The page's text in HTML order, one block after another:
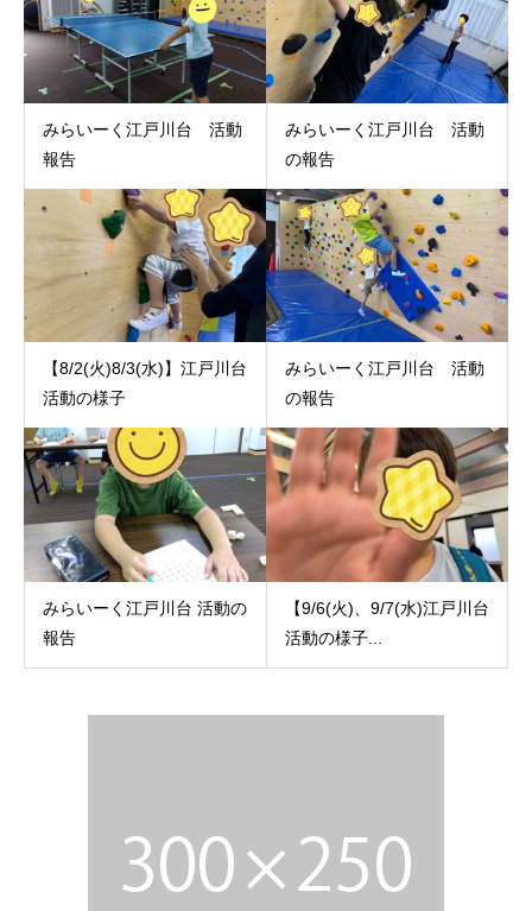
みらいーく江戸川台 活動
報告
みらいーく江戸川台 活動
の報告
【8/2(火)8/3(水)】江戸川台
活動の様子
みらいーく江戸川台 活動
の報告
みらいーく江戸川台 活動の
報告
【9/6(火)、9/7(水)江戸川台
活動の様子...